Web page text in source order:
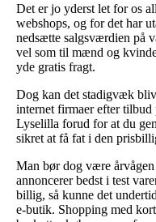
Det er jo yderst let for os
webshops, og for det har
nedsætte salgsværdien på
vel som til mænd og
yde gratis fragt.
Dog kan det stadigvæk
internet firmaer efter
Lyselilla forud for at du
sikret at få fat i den
Man bør dog være
annoncerer bedst i test
billig, så kunne det
e-butik. Shopping med